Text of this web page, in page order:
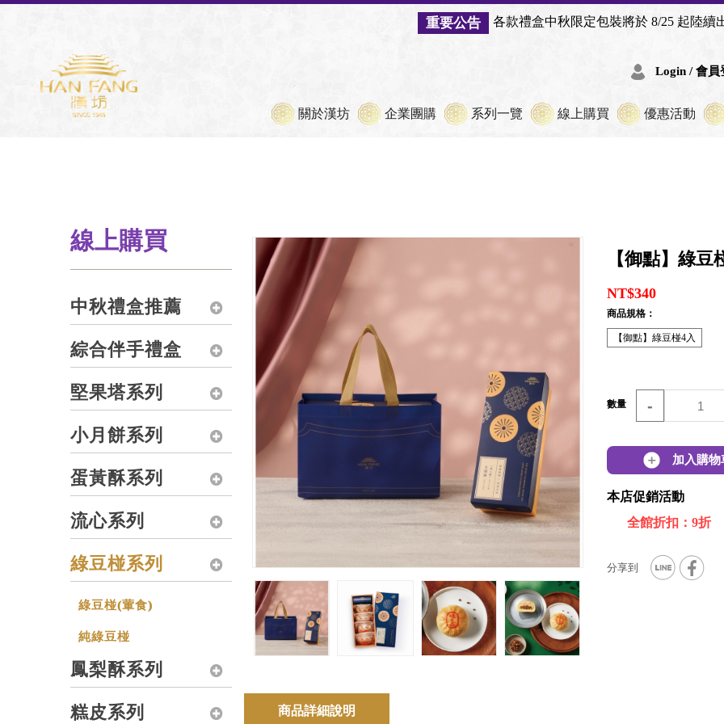
各款禮盒中秋限定包裝將於 8/25 起陸續出貨，數量有限，用完後將恢
Login / 會員
關於漢坊 企業團購 系列一覽 線上購買 優惠活動
線上購買
中秋禮盒推薦
綜合伴手禮盒
堅果塔系列
小月餅系列
蛋黃酥系列
流心系列
綠豆椪系列
綠豆椪(葷食)
純綠豆椪
鳳梨酥系列
糕皮系列
【御點】綠豆
NT$340
商品規格：
【御點】綠豆椪4入
數量 -
加入購物
本店促銷活動
全館折扣：9折
商品詳細說明